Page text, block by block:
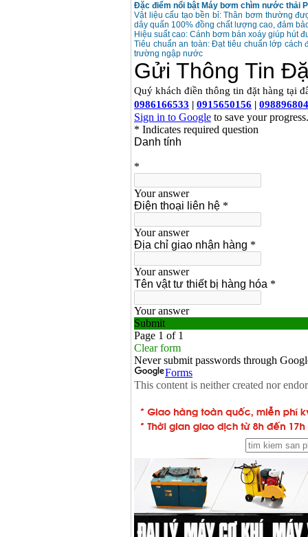
Đặc điểm nổi bật Máy bơm chìm nước thải
Vật liệu cấu tạo bền bỉ: Thân bơm thường
dây quấn 100% đồng chất lượng cao, đảm
Hiệu suất cao: Cánh bơm bán xoáy giúp hút
Tiêu chuẩn an toàn: Đạt tiêu chuẩn lớp cách
trường ngập nước